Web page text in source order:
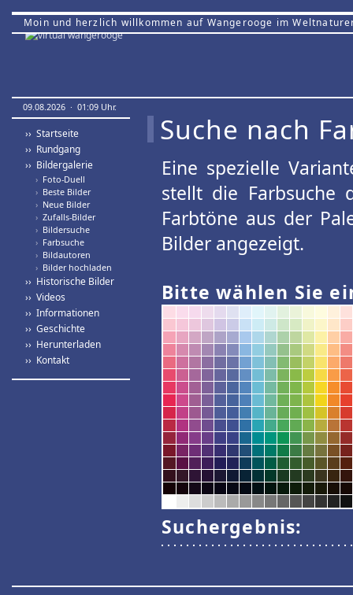
Moin und herzlich willkommen auf Wangerooge im
09.08.2026 · 01:09 Uhr.
›› Startseite
›› Rundgang
›› Bildergalerie
› Foto-Duell
› Beste Bilder
› Neue Bilder
› Zufalls-Bilder
› Bildersuche
› Farbsuche
› Bildautoren
› Bilder hochladen
›› Historische Bilder
›› Videos
›› Informationen
›› Geschichte
›› Herunterladen
›› Kontakt
Suche nach
Eine spezielle
stellt die Farbsuche
Farbtöne aus der
Bilder angezeigt.
Bitte wählen Sie
Suchergebnis: